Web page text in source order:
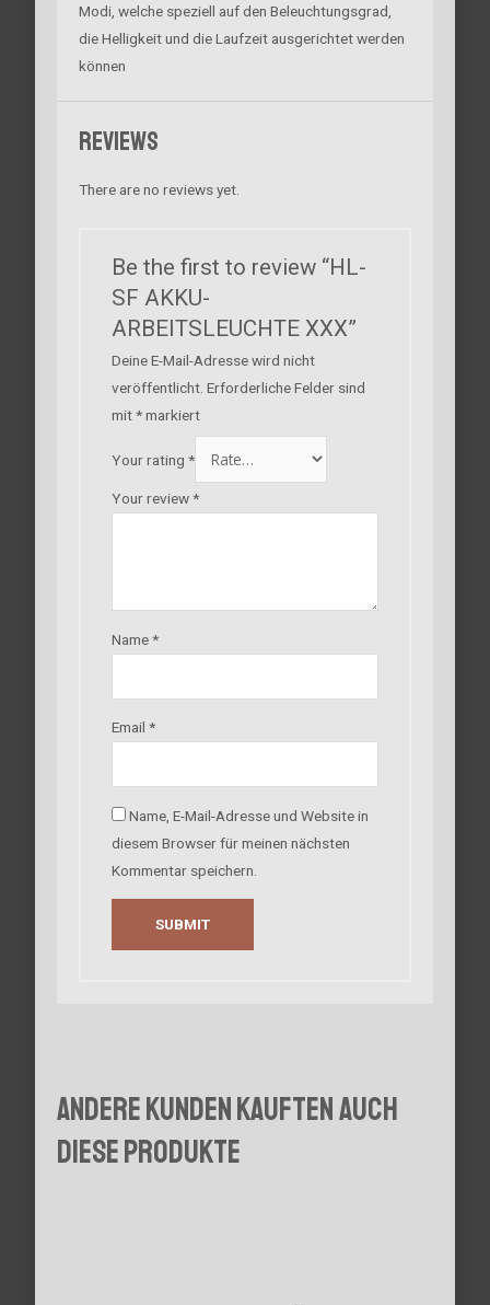
Modi, welche speziell auf den Beleuchtungsgrad,
die Helligkeit und die Laufzeit ausgerichtet werden
können
Reviews
There are no reviews yet.
Be the first to review “HL-
SF AKKU-
ARBEITSLEUCHTE XXX”
Deine E-Mail-Adresse wird nicht
veröffentlicht. Erforderliche Felder sind
mit*markiert
Your rating *
Your review*
Name*
Email *
Name, E-Mail-Adresse und Website in
diesem Browser für meinen nächsten
Kommentar speichern.
Andere Kunden kauften auch
diese Produkte